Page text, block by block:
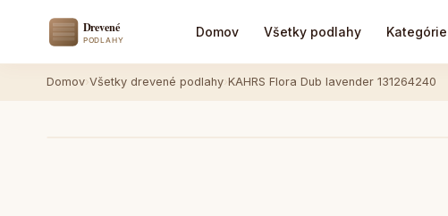
Domov Všetky podlahy Kategórie
Domov Všetky drevené podlahy KAHRS Flora Dub lavender 131264240